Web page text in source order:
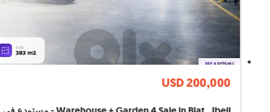
USD 200,000